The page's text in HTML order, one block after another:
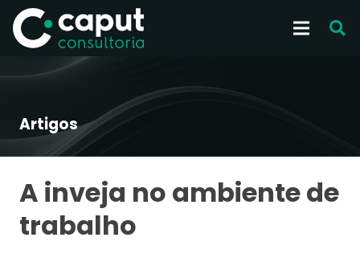
Artigos
A inveja no ambiente de
trabalho